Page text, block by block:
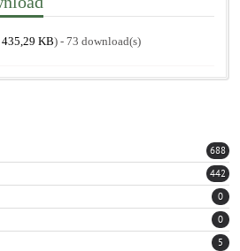
435,29 KB) - 73 download(s)
688
442
0
0
5